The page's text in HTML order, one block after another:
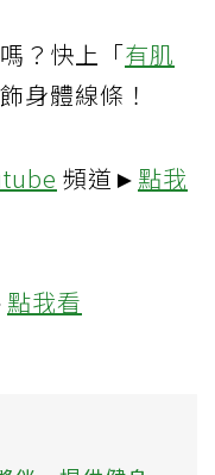
？快上「有肌
身體線條！
頻道► 點我
點我看